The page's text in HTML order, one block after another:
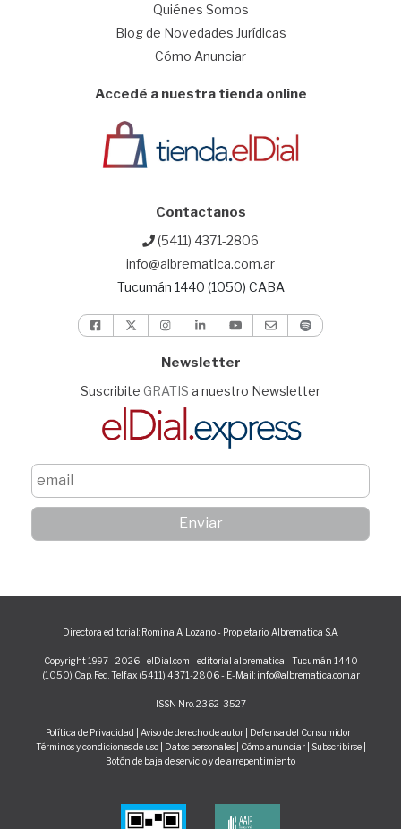
Quiénes Somos
Blog de Novedades Jurídicas
Cómo Anunciar
Accedé a nuestra tienda online
Contactanos
(5411) 4371-2806
info@albrematica.com.ar
Tucumán 1440 (1050) CABA
Newsletter
Suscribite GRATIS a nuestro Newsletter
Directora editorial: Romina A. Lozano - Propietario: Albrematica S.A.
Copyright 1997 - 2026 - elDial.com - editorial albrematica - Tucumán 1440
(1050) Cap. Fed. Telfax (5411) 4371-2806 - E-Mail: info@albrematica.com.ar
ISSN Nro. 2362-3527
Política de Privacidad Aviso de derecho de autor Defensa del Consumidor
Términos y condiciones de uso| Datos personales| Cómo anunciar| Subscribirse
Botón de baja de servicio y de arrepentimiento